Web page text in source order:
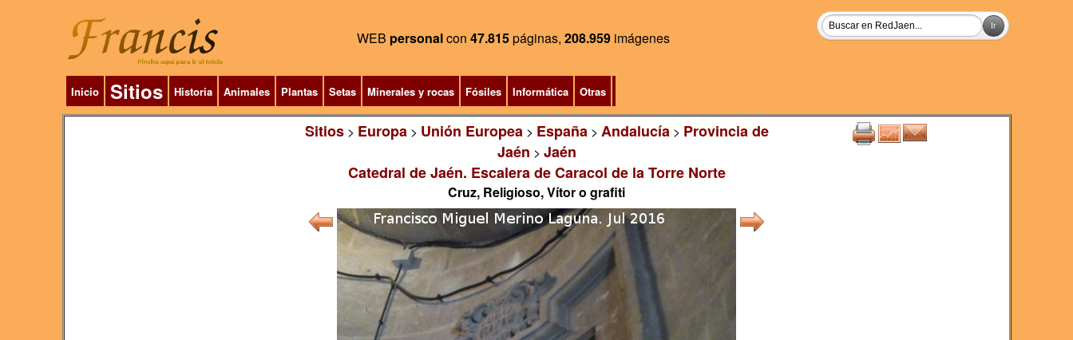
WEB personalcon 47.815páginas, 208.959 imágenes
Inicio Sitios Historia Animales Plantas Setas Minerales y rocas Fósiles Informática Otras
Sitios> Europa> Unión Europea> España> Andalucía> Provincia de
Jaén > Jaén
Catedral de Jaén. Escalera de Caracol de la Torre Norte
Cruz, Religioso, Vítor o grafiti